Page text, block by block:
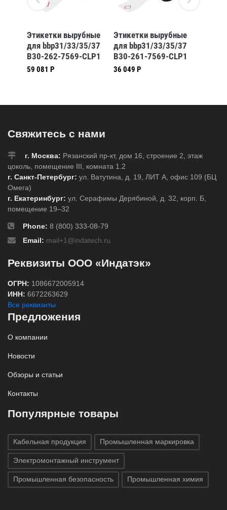
Этикетки вырубные
для bbp31/33/35/37
B30-262-7569-CLP1
59 081 Р
Этикетки вырубные
для bbp31/33/35/37
B30-261-7569-CLP1
36 049 Р
Свяжитесь с нами
г. Москва: Рязанский пр-кт, дом 16, строение 2, этаж
цоколь, помещение III, комната 1.2
г. Санкт-Петербург: ул. Ватутина, д. 19, ЛИТ А, офис 109 (БЦ
Омега)
г. Екатеринбург: ул. Серафимы Дерябиной, д. 32, корп. Б,
помещение 19–32
Phone: 8 (800) 333-08-79
Email: mail+1@indatech.ru
Реквизиты ООО «Индатэк»
ОГРН: 1086672005914
ИНН: 6672263629
Все реквизиты
Предложения
О компании
Новости
Обзоры и статьи
Контакты
Популярные товары
Кабельная продукция Промышленная маркировка
Электромонтажный инструмент
Промышленная безопасность Промышленная химия